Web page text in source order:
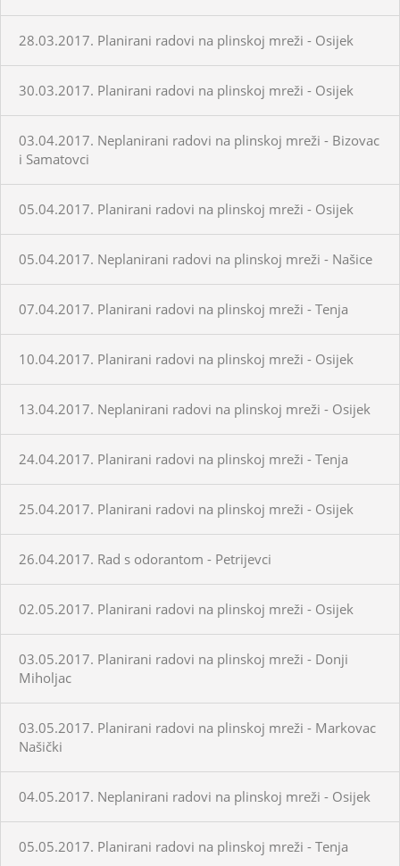
28.03.2017. Planirani radovi na plinskoj mreži - Osijek
30.03.2017. Planirani radovi na plinskoj mreži - Osijek
03.04.2017. Neplanirani radovi na plinskoj mreži - Bizovac
i Samatovci
05.04.2017. Planirani radovi na plinskoj mreži - Osijek
05.04.2017. Neplanirani radovi na plinskoj mreži - Našice
07.04.2017. Planirani radovi na plinskoj mreži - Tenja
10.04.2017. Planirani radovi na plinskoj mreži - Osijek
13.04.2017. Neplanirani radovi na plinskoj mreži - Osijek
24.04.2017. Planirani radovi na plinskoj mreži - Tenja
25.04.2017. Planirani radovi na plinskoj mreži - Osijek
26.04.2017. Rad s odorantom - Petrijevci
02.05.2017. Planirani radovi na plinskoj mreži - Osijek
03.05.2017. Planirani radovi na plinskoj mreži - Donji
Miholjac
03.05.2017. Planirani radovi na plinskoj mreži - Markovac
Našički
04.05.2017. Neplanirani radovi na plinskoj mreži - Osijek
05.05.2017. Planirani radovi na plinskoj mreži - Tenja